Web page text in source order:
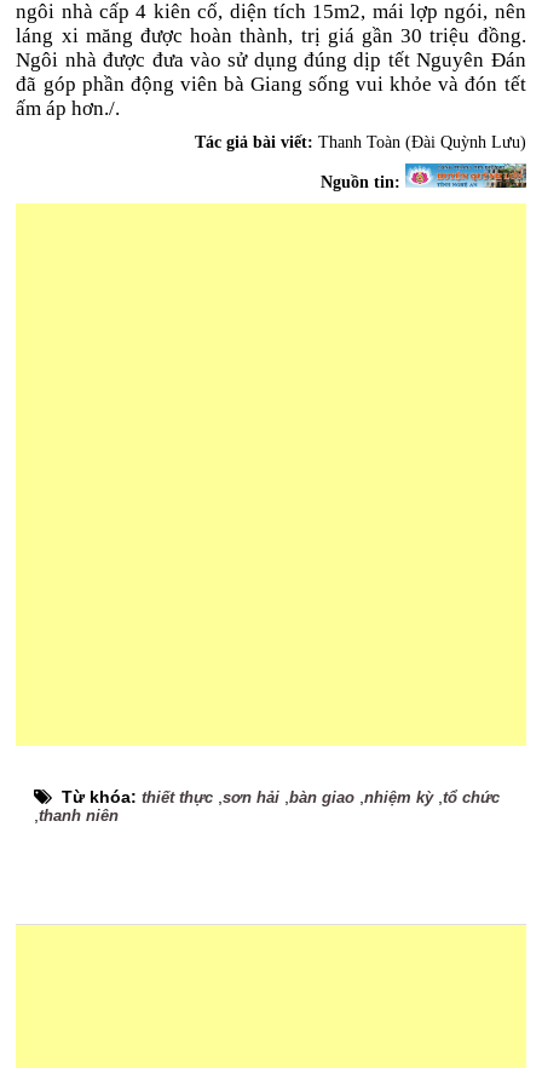
ngôi nhà cấp 4 kiên cố, diện tích 15m2, mái lợp ngói, nên
láng xi măng được hoàn thành, trị giá gần 30 triệu đồng.
Ngôi nhà được đưa vào sử dụng đúng dịp tết Nguyên Đán
đã góp phần động viên bà Giang sống vui khỏe và đón tết
ấm áp hơn./.
Tác giả bài viết: Thanh Toàn (Đài Quỳnh Lưu)
Nguồn tin:
Từ khóa:thiết thực ,sơn hải ,bàn giao ,nhiệm kỳ,tổ chức
,thanh niên